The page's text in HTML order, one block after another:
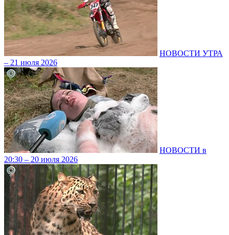
НОВОСТИ УТРА
– 21 июля 2026
НОВОСТИ в
20:30 – 20 июля 2026